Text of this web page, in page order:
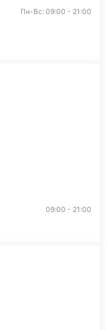
Пн-Вс: 09:00 - 21:00
09:00 - 21:00